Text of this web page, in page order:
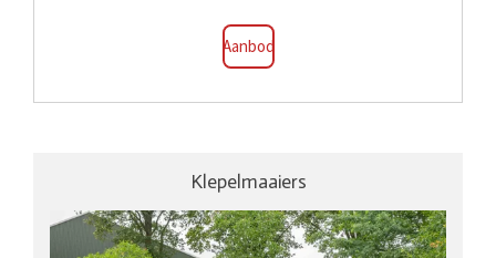
Aanbod
Klepelmaaiers